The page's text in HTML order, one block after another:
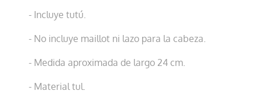
- Incluye tutú.
- No incluye maillot ni lazo para la cabeza.
- Medida aproximada de largo 24 cm.
- Material tul.